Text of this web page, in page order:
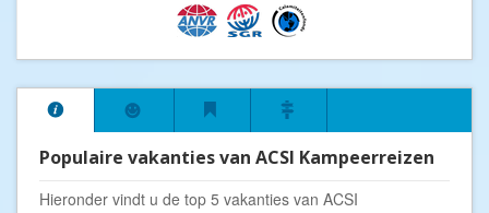
Populaire vakanties van ACSI Kampeerreizen
Hieronder vindt u de top 5 vakanties van ACSI